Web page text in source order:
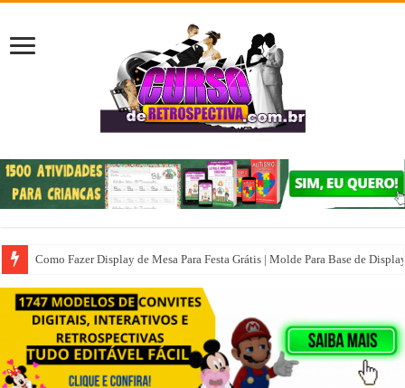
Como Fazer Display de Mesa Para Festa Grátis | Molde Para Base de